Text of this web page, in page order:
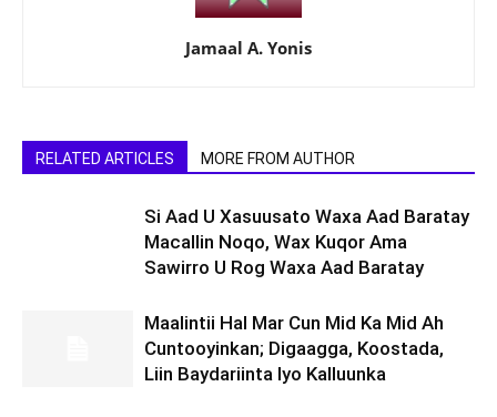
Jamaal A. Yonis
RELATED ARTICLES MORE FROM AUTHOR
Si Aad U Xasuusato Waxa Aad Baratay
Macallin Noqo, Wax Kuqor Ama
Sawirro U Rog Waxa Aad Baratay
Maalintii Hal Mar Cun Mid Ka Mid Ah
Cuntooyinkan; Digaagga, Koostada,
Liin Baydariinta Iyo Kalluunka